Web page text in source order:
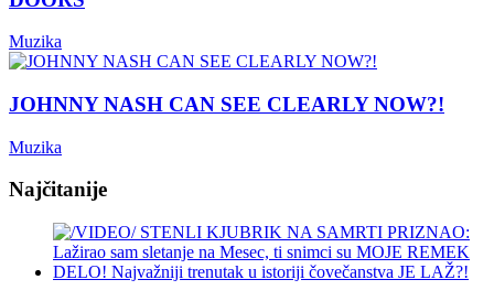
Muzika
JOHNNY NASH CAN SEE CLEARLY NOW?!
Muzika
Najčitanije